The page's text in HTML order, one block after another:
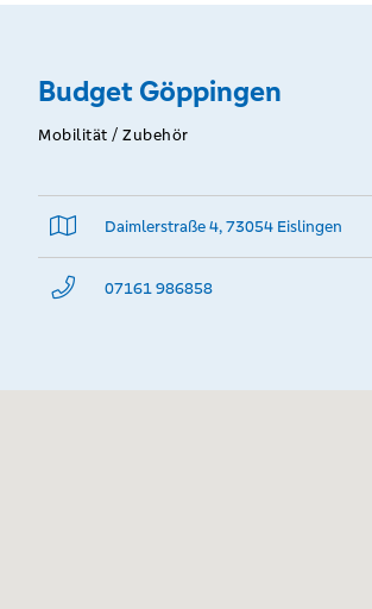
Budget Göppingen
Mobilität / Zubehör
Daimlerstraße 4, 73054 Eislingen
07161 986858